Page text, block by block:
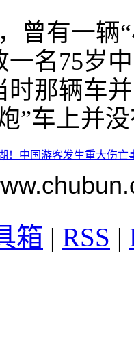
曾有一辆
一名75岁
时那辆车
”车上并
！中国游客发生重大伤亡
箱 | RSS |